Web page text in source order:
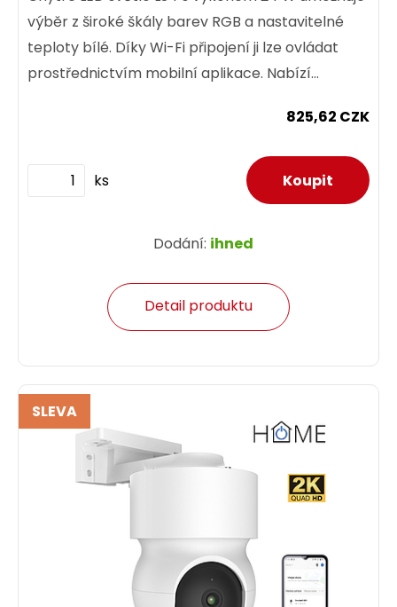
výběr z široké škály barev RGB a nastavitelné
teploty bílé. Díky Wi-Fi připojení ji lze ovládat
prostřednictvím mobilní aplikace. Nabízí
825,62 CZK
ks
Dodání: ihned
Detail produktu
SLEVA